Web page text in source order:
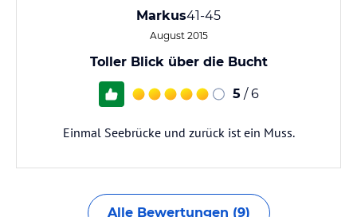
Markus41-45
August 2015
Toller Blick über die Bucht
5 / 6
Einmal Seebrücke und zurück ist ein Muss.
Alle Bewertungen (9)